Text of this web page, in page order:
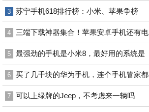
3 苏宁手机618排行榜：小米、苹果争榜
4 三端下载神器集合！苹果安卓手机还有电
5 最强劲的手机是小米8，最好用的系统是
6 买了几千块的华为手机，连个手机管家都
7 可以上绿牌的Jeep，不考虑来一辆吗